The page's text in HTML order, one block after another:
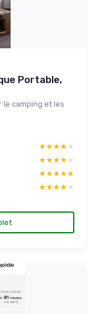
Portable,
camping et les
★★★★★
★★★★★
★★★★★
★★★★★
★★★★★
★★★★★
★★★★★
★★★★★